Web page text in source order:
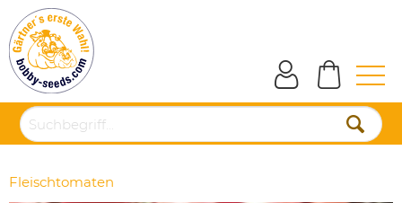
Fleischtomaten